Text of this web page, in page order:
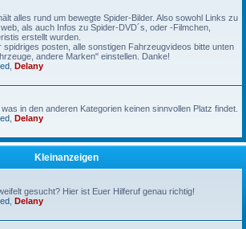
alles rund um bewegte Spider-Bilder. Also sowohl Links zu
als auch Infos zu Spider-DVD´s, oder -Filmchen,
erstellt wurden.
spidriges posten, alle sonstigen Fahrzeugvideos bitte unten
andere Marken" einstellen. Danke!
Delany
in den anderen Kategorien keinen sinnvollen Platz findet.
Delany
Kleinanzeigen
gesucht? Hier ist Euer Hilferuf genau richtig!
Delany